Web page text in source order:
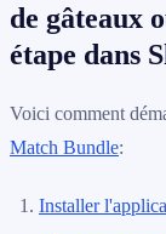
de gâteaux
étape dans
Voici comment
Match Bundle:
Installer